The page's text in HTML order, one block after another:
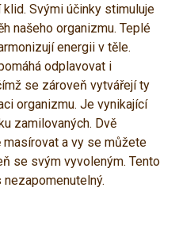
Svými účinky stimuluje
našeho organizmu. Teplé
energii v těle.
odplavovat i
se zároveň vytvářejí ty
organizmu. Je vynikající
zamilovaných. Dvě
a vy se můžete
se svým vyvoleným. Tento